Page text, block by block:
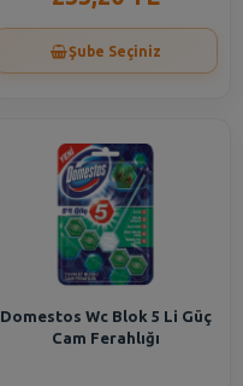
Şube Seçiniz
Domestos Wc Blok 5 Li Güç
Cam Ferahlığı